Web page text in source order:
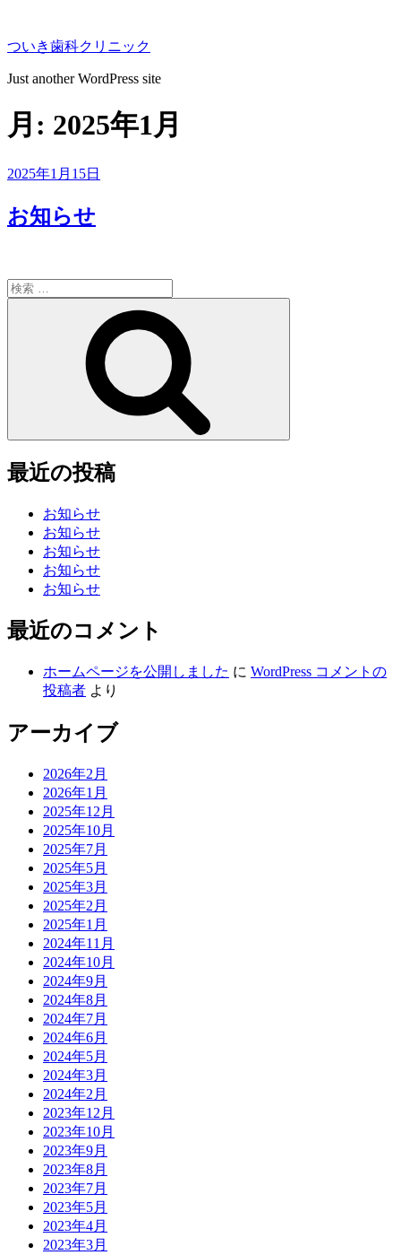
テ
ン
へ
ス
ッ
プ
ついき歯科クリニック
Just another WordPress site
月: 2025年1月
投
日:
2025年1月15日
お知らせ
検
索:
最近の投稿
お知らせ
お知らせ
お知らせ
お知らせ
お知らせ
最近のコメント
ホームページを公開しました に WordPress コメントの
投稿者 より
アーカイブ
2026年2月
2026年1月
2025年12月
2025年10月
2025年7月
2025年5月
2025年3月
2025年2月
2025年1月
2024年11月
2024年10月
2024年9月
2024年8月
2024年7月
2024年6月
2024年5月
2024年3月
2024年2月
2023年12月
2023年10月
2023年9月
2023年8月
2023年7月
2023年5月
2023年4月
2023年3月